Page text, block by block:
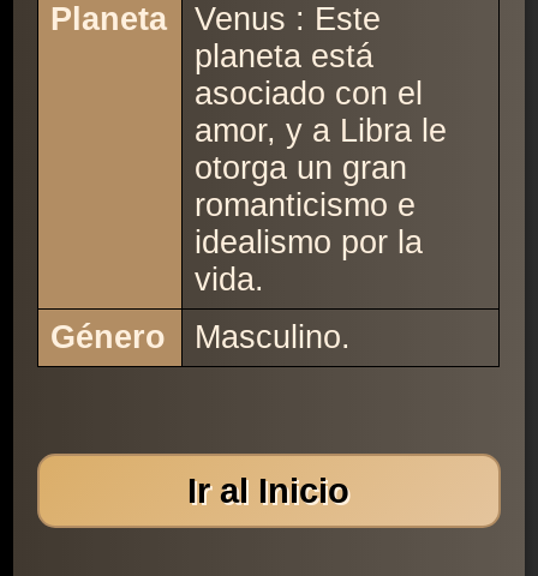
Planeta
Venus : Este
planeta está
asociado con el
amor, y a Libra le
otorga un gran
romanticismo e
idealismo por la
vida.
Género
Masculino.
Ir al Inicio